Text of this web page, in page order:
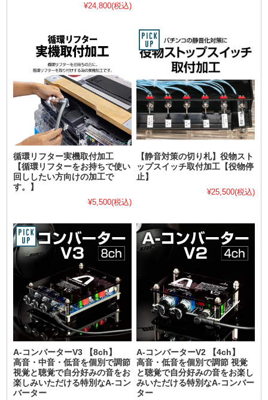
¥24,800(税込)
循環リフター実機取付加工
【循環リフターをお持ちで使い
回ししたい方向けの加工で
す。】
¥5,500(税込)
【静音対策の切り札】役物スト
ップスイッチ取付加工【役物停
止】
¥25,500(税込)
A-コンバーターV3 【8ch】
高音・中音・低音を個別で調節
視覚と聴覚で自分好みの音をお
楽しみいただける特別なA-コン
バーター
A-コンバーターV2 【4ch】
高音・低音を個別で調節 視覚
と聴覚で自分好みの音をお楽し
みいただける特別なA-コンバー
ター